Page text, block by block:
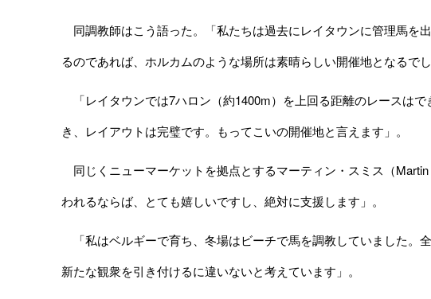
同調教師はこう語った。「私たちは過去にレイタウンに管理馬を
るのであれば、ホルカムのような場所は素晴らしい開催地となるでし
「レイタウンでは7ハロン（約1400m）を上回る距離のレースは
き、レイアウトは完璧です。もってこいの開催地と言えます」。
同じくニューマーケットを拠点とするマーティン・スミス（
われるならば、とても嬉しいですし、絶対に支援します」。
「私はベルギーで育ち、冬場はビーチで馬を調教していました。
新たな観衆を引き付けるに違いないと考えています」。